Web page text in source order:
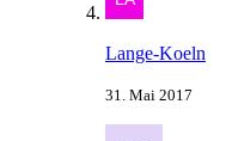
Lange-Koeln
31. Mai 2017